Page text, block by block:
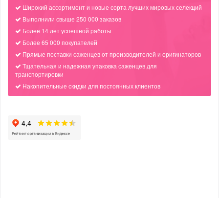
Широкий ассортимент и новые сорта лучших мировых селекций
Выполнили свыше 250 000 заказов
Более 14 лет успешной работы
Более 65 000 покупателей
Прямые поставки саженцев от производителей и оригинаторов
Тщательная и надежная упаковка саженцев для
транспортировки
Накопительные скидки для постоянных клиентов